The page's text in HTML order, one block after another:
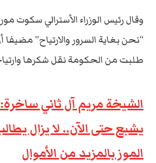
وقال رئيس الوزراء الأسترالي سكوت
“نحن بغاية السرور والارتياح”
طلبت من الحكومة نقل شكرها
الشيخة مريم آل ثاني
يشبع حتى الآن.. لا يزال
الموز بالمزيد من الأموال